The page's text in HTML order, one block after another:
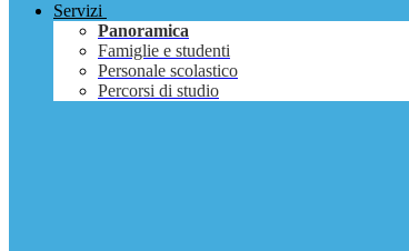
Servizi
Panoramica
Famiglie e studenti
Personale scolastico
Percorsi di studio